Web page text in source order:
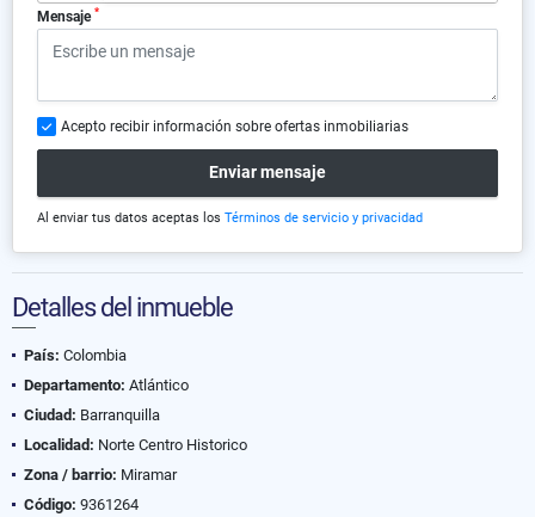
Mensaje *
Acepto recibir información sobre ofertas inmobiliarias
Enviar mensaje
Al enviar tus datos aceptas los Términos de servicio y privacidad
Detalles del inmueble
País: Colombia
Departamento: Atlántico
Ciudad: Barranquilla
Localidad: Norte Centro Historico
Zona / barrio: Miramar
Código: 9361264